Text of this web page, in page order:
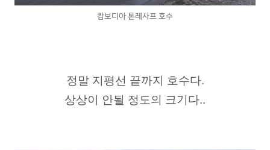
캄보디아 톤레사프 호수
정말 지평선 끝까지 호수다.
상상이 안될 정도의 크기다..